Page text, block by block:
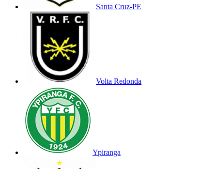
Santa Cruz-PE
Volta Redonda
Ypiranga